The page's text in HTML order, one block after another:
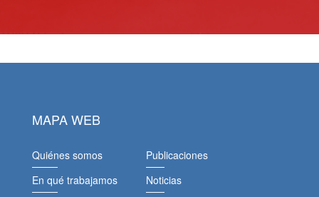
MAPA WEB
Quiénes somos
En qué trabajamos
Publicaciones
Noticias